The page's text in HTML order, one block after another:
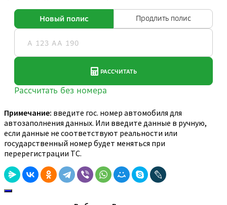
Примечание: введите гос. номер автомобиля для
автозаполнения данных. Или введите данные в ручную,
если данные не соответствуют реальности или
государственный номер будет меняться при
перерегистрации ТС.